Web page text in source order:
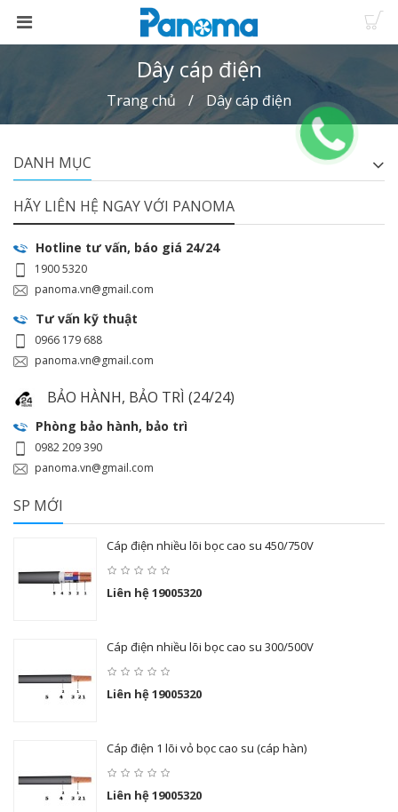
Dây cáp điện
Trang chủ Dây cáp điện
DANH MỤC
HÃY LIÊN HỆ NGAY VỚI PANOMA
Hotline tư vấn, báo giá 24/24
1900 5320
panoma.vn@gmail.com
Tư vấn kỹ thuật
0966 179 688
panoma.vn@gmail.com
BẢO HÀNH, BẢO TRÌ (24/24)
Phòng bảo hành, bảo trì
0982 209 390
panoma.vn@gmail.com
SP MỚI
Cáp điện nhiều lõi bọc cao su 450/750V
Liên hệ 19005320
Cáp điện nhiều lõi bọc cao su 300/500V
Liên hệ 19005320
Cáp điện 1 lõi vỏ bọc cao su (cáp hàn)
Liên hệ 19005320